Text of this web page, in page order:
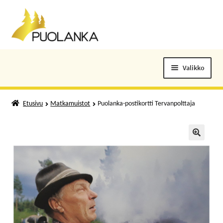
Siirry
navigointiin
Siirry
sisältöön
Valikko
ELOKUVALIPUT
KUNTOSALI
KANSALAISOPISTO
KIRJASTO
Etusivu Matkamuistot Puolanka-postikortti Tervanpolttaja
🔍